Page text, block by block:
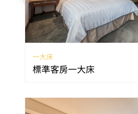
一大床
標準客房一大床